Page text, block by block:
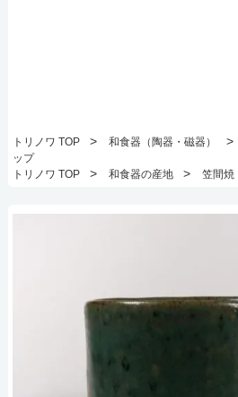
トリノワ TOP > 和食器（陶器・磁器） >
ップ
トリノワ TOP
> 和食器の産地 > 笠間焼